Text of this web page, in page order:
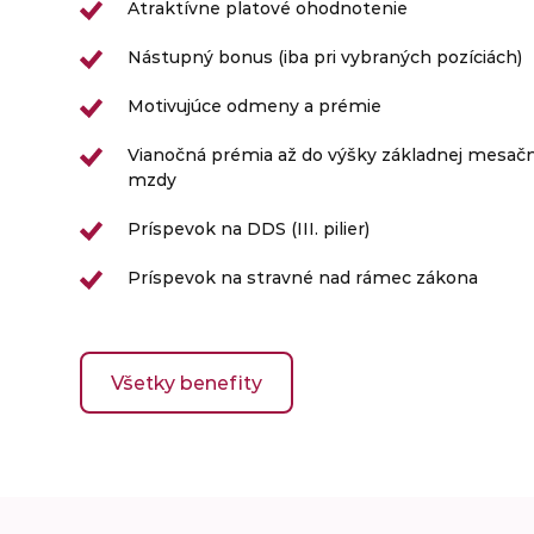
Atraktívne platové ohodnotenie
Nástupný bonus (iba pri vybraných pozíciách)
Motivujúce odmeny a prémie
Vianočná prémia až do výšky základnej
mzdy
Príspevok na DDS (III. pilier)
Príspevok na stravné nad rámec zákona
Všetky benefity